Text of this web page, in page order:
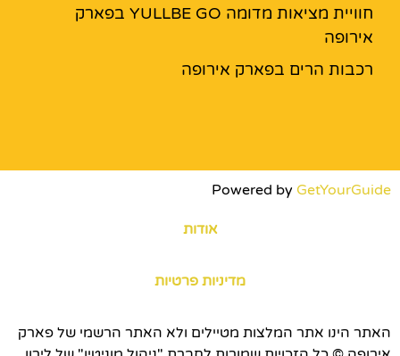
חוויית מציאות מדומה YULLBE GO בפארק
אירופה
רכבות הרים בפארק אירופה
Powered by GetYourGuide
אודות
מדיניות פרטיות
האתר הינו אתר המלצות מטיילים ולא האתר הרשמי של פארק